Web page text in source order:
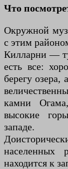
Что
Окружной
с этим
Килларни —
есть все:
берегу озера,
камни
высокие
западе.
населенных
находится к